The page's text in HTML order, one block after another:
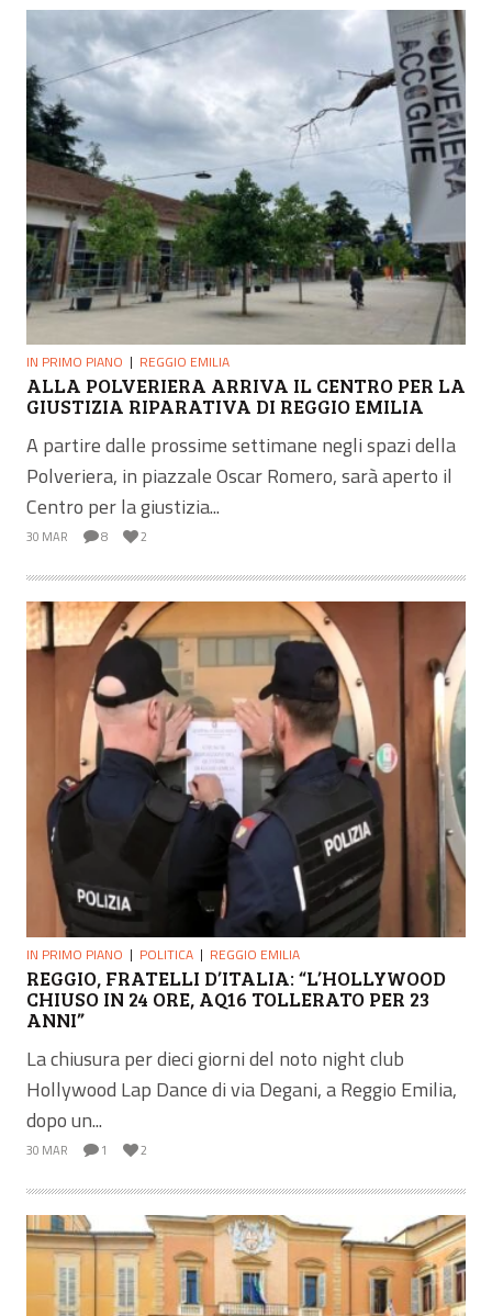
IN PRIMO PIANO REGGIO EMILIA
ALLA POLVERIERA ARRIVA IL CENTRO PER LA
GIUSTIZIA RIPARATIVA DI REGGIO EMILIA
A partire dalle prossime settimane negli spazi della
Polveriera, in piazzale Oscar Romero, sarà aperto il
Centro per la giustizia...
30 MAR 8 2
IN PRIMO PIANO POLITICA REGGIO EMILIA
REGGIO, FRATELLI D’ITALIA: “L’HOLLYWOOD
CHIUSO IN 24 ORE, AQ16 TOLLERATO PER 23
ANNI”
La chiusura per dieci giorni del noto night club
Hollywood Lap Dance di via Degani, a Reggio Emilia,
dopo un...
30 MAR 1 2